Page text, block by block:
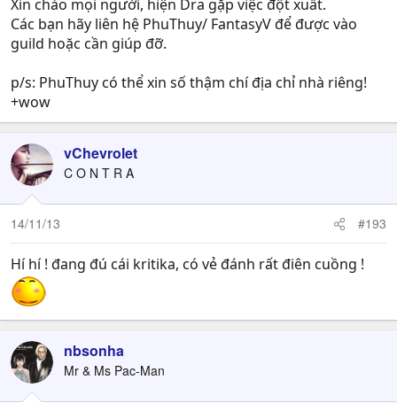
Xin chào mọi người, hiện Dra gặp việc đột xuất.
Các bạn hãy liên hệ PhuThuy/ FantasyV để được vào
guild hoặc cần giúp đỡ.
p/s: PhuThuy có thể xin số thậm chí địa chỉ nhà riêng!
+wow
vChevrolet
C O N T R A
14/11/13 #193
Hí hí ! đang đú cái kritika, có vẻ đánh rất điên cuồng !
nbsonha
Mr & Ms Pac-Man